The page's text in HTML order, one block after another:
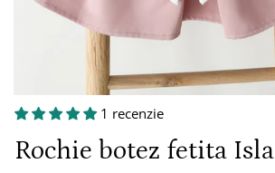
1 recenzie
Rochie botez fetita Isla